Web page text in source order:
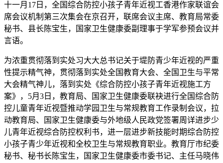
十一月17日，全国综合防控小孩子青年近视工香港作家联谊会
席会议机制第三次集会在京召开，联席会议主席、教育局常委
秘书、县长陈宝生，国家卫生健康委副理事于学军参预会议并
言语。
为浓重贯彻落到实处习大大总书记关于堤防青少年近视的严重
性提示精气神，贯彻落到实处全国教育大会、全国卫生与平常
大会精气神儿，落到实处《综合防控小孩子青年近视施工方
案》，5月3日，教育局、国家卫生健康委联袂进行全国综合防
控儿童青年近视暨推动学园卫生与常规教育工作录制会议，拉
动教育局、国家卫生健康委与外地级人民政党签署周详进步少
儿青年近视综合防控权利书，进一层进步新技能时期综合防控
小孩子青少年近视和全校卫生与常规教育职业。教育厅市纪委
秘书、秘书长陈宝生，国家卫生健康委市委书记、主任马晓伟